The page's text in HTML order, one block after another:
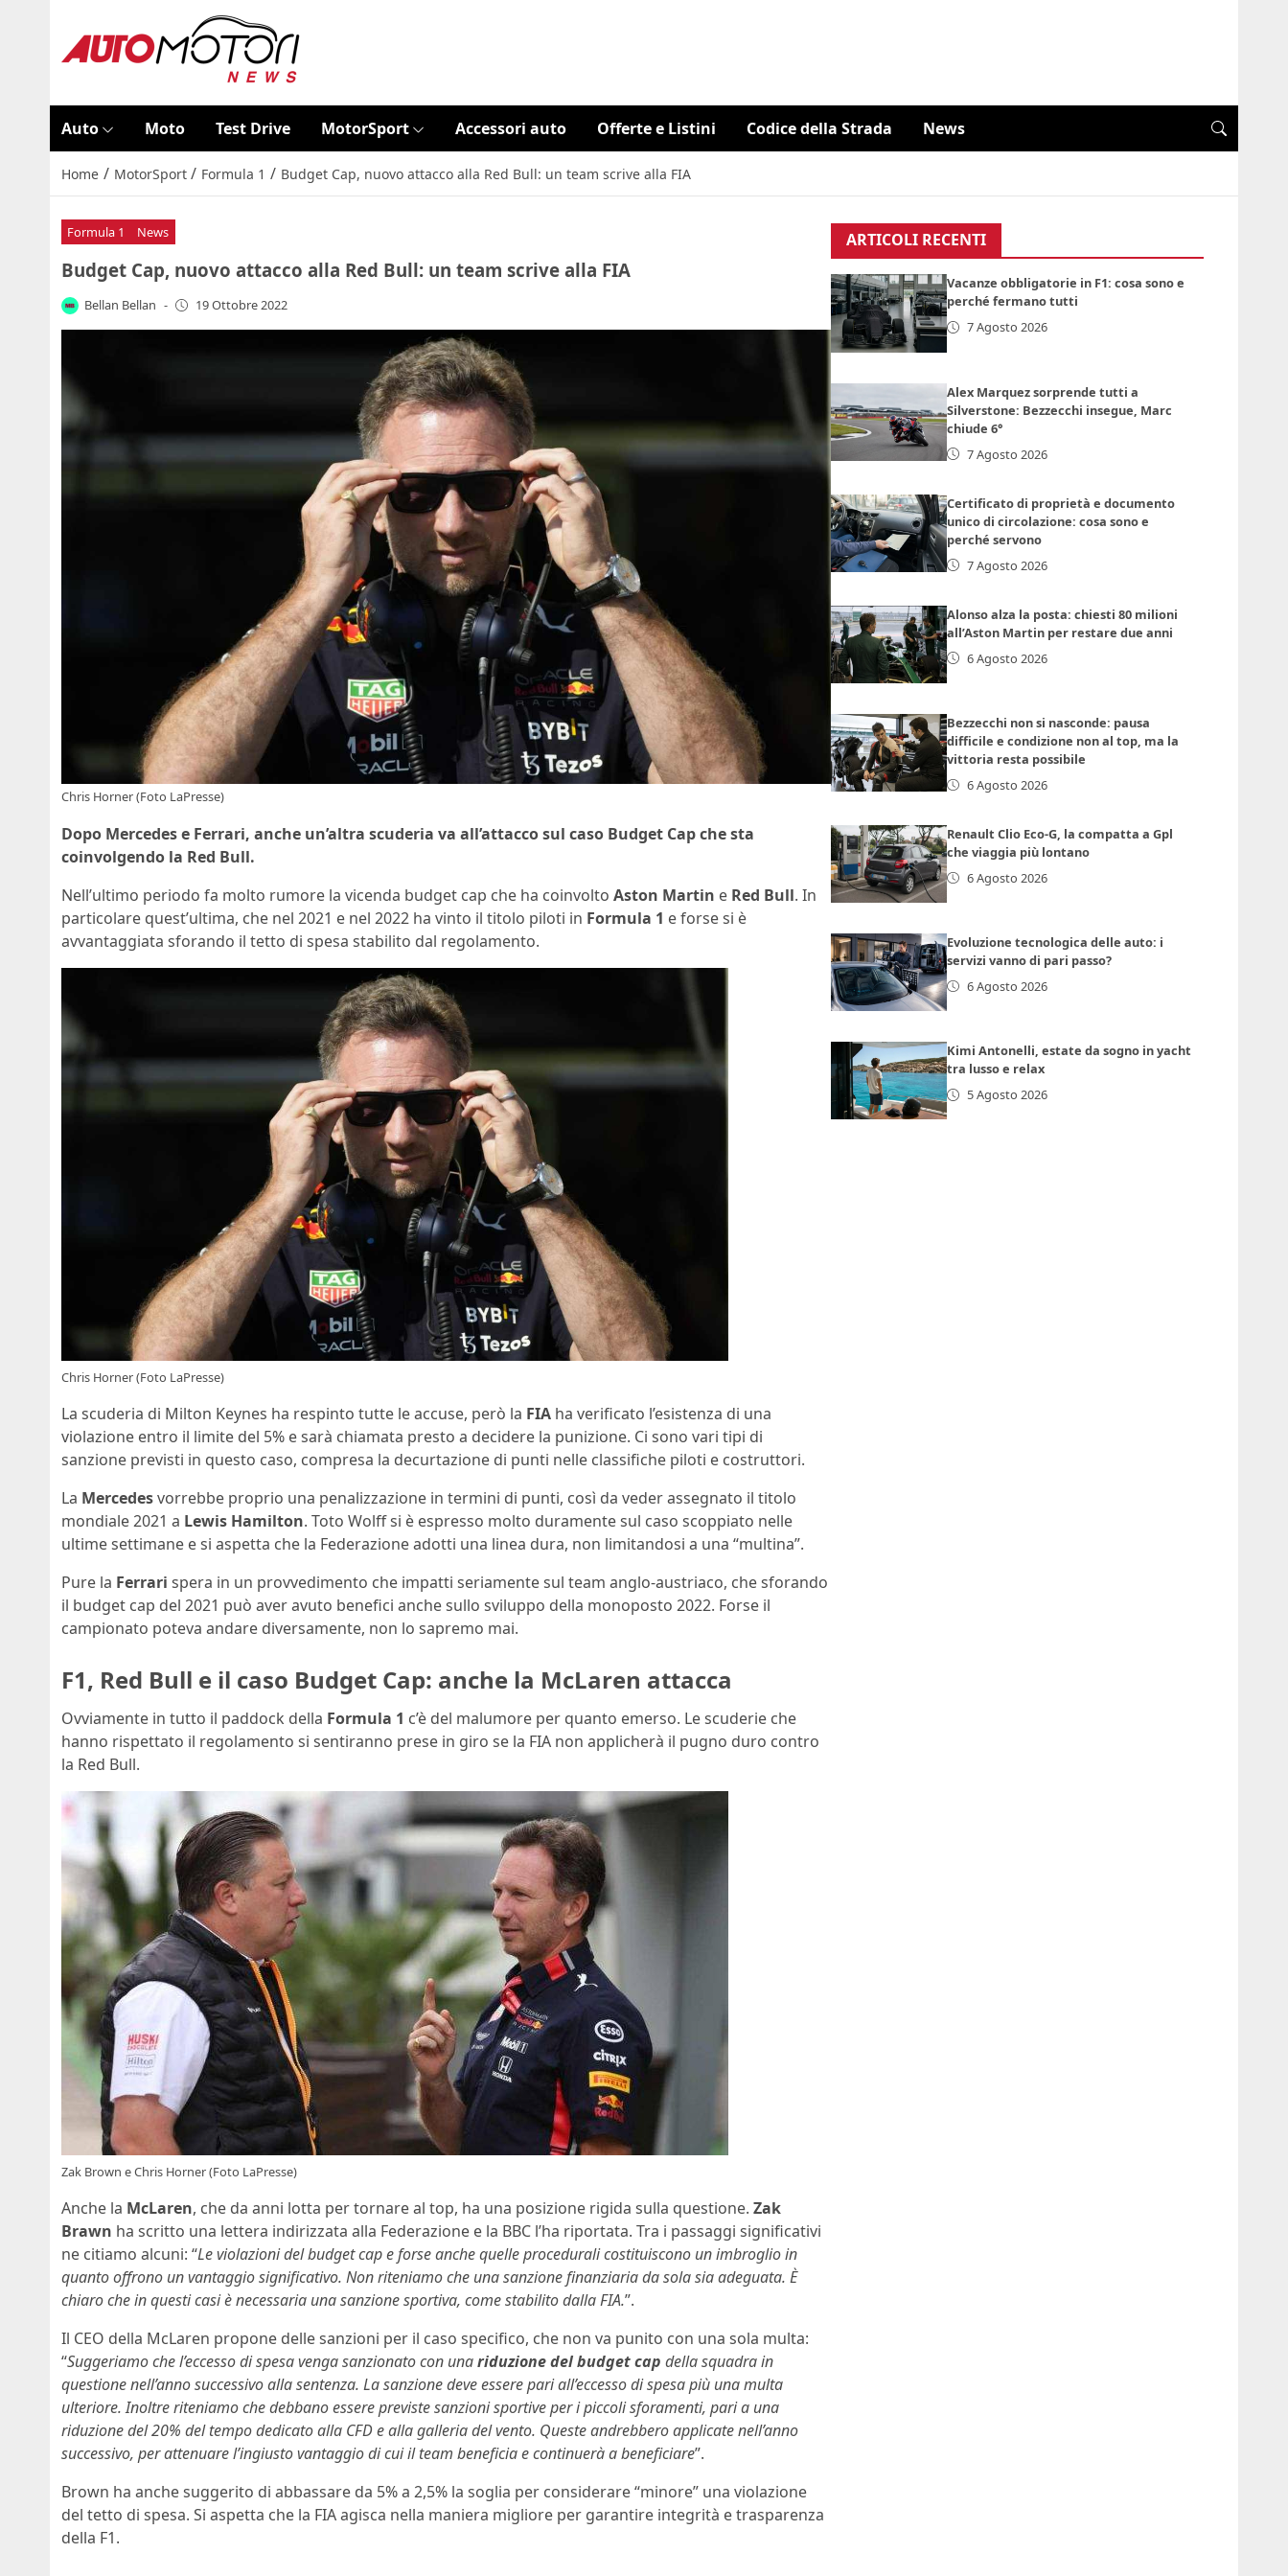
Auto Moto Test Drive MotorSport Accessori auto Offerte e Listini Codice della Strada News
Home / MotorSport / Formula 1 / Budget Cap, nuovo attacco alla Red Bull: un team scrive alla FIA
Formula 1 News
Budget Cap, nuovo attacco alla Red Bull: un team scrive alla FIA
Bellan Bellan - 19 Ottobre 2022
Chris Horner (Foto LaPresse)
Dopo Mercedes e Ferrari, anche un’altra scuderia va all’attacco sul caso Budget Cap che sta
coinvolgendo la Red Bull.
Nell’ultimo periodo fa molto rumore la vicenda budget cap che ha coinvolto Aston Martin e Red Bull. In
particolare quest’ultima, che nel 2021 e nel 2022 ha vinto il titolo piloti in Formula 1 e forse si è
avvantaggiata sforando il tetto di spesa stabilito dal regolamento.
Chris Horner (Foto LaPresse)
La scuderia di Milton Keynes ha respinto tutte le accuse, però la FIA ha verificato l’esistenza di una
violazione entro il limite del 5% e sarà chiamata presto a decidere la punizione. Ci sono vari tipi di
sanzione previsti in questo caso, compresa la decurtazione di punti nelle classifiche piloti e costruttori.
La Mercedesvorrebbe proprio una penalizzazione in termini di punti, così da veder assegnato il titolo
mondiale 2021 a Lewis Hamilton. Toto Wolff si è espresso molto duramente sul caso scoppiato nelle
ultime settimane e si aspetta che la Federazione adotti una linea dura, non limitandosi a una “multina”.
Pure la Ferrari spera in un provvedimento che impatti seriamente sul team anglo-austriaco, che sforando
il budget cap del 2021 può aver avuto benefici anche sullo sviluppo della monoposto 2022. Forse il
campionato poteva andare diversamente, non lo sapremo mai.
F1, Red Bull e il caso Budget Cap: anche la McLaren attacca
Ovviamente in tutto il paddock della Formula 1 c’è del malumore per quanto emerso. Le scuderie che
hanno rispettato il regolamento si sentiranno prese in giro se la FIA non applicherà il pugno duro contro
la Red Bull.
Zak Brown e Chris Horner (Foto LaPresse)
Anche la McLaren, che da anni lotta per tornare al top, ha una posizione rigida sulla questione. Zak
Brawn ha scritto una lettera indirizzata alla Federazione e la BBC l’ha riportata. Tra i passaggi significativi
ne citiamo alcuni: “Le violazioni del budget cap e forse anche quelle procedurali costituiscono un imbroglio in
quanto offrono un vantaggio significativo. Non riteniamo che una sanzione finanziaria da sola sia adeguata. È
chiaro che in questi casi è necessaria una sanzione sportiva, come stabilito dalla FIA.”.
Il CEO della McLaren propone delle sanzioni per il caso specifico, che non va punito con una sola multa:
“Suggeriamo che l’eccesso di spesa venga sanzionato con unariduzione del budget cap della squadra in
questione nell’anno successivo alla sentenza. La sanzione deve essere pari all’eccesso di spesa più una multa
ulteriore. Inoltre riteniamo che debbano essere previste sanzioni sportive per i piccoli sforamenti, pari a una
riduzione del 20% del tempo dedicato alla CFD e alla galleria del vento. Queste andrebbero applicate nell’anno
successivo, per attenuare l’ingiusto vantaggio di cui il team beneficia e continuerà a beneficiare”.
Brown ha anche suggerito di abbassare da 5% a 2,5% la soglia per considerare “minore” una violazione
del tetto di spesa. Si aspetta che la FIA agisca nella maniera migliore per garantire integrità e trasparenza
della F1.
ARTICOLI RECENTI
Vacanze obbligatorie in F1: cosa sono e
perché fermano tutti
7 Agosto 2026
Alex Marquez sorprende tutti a
Silverstone: Bezzecchi insegue, Marc
chiude 6°
7 Agosto 2026
Certificato di proprietà e documento
unico di circolazione: cosa sono e
perché servono
7 Agosto 2026
Alonso alza la posta: chiesti 80 milioni
all’Aston Martin per restare due anni
6 Agosto 2026
Bezzecchi non si nasconde: pausa
difficile e condizione non al top, ma la
vittoria resta possibile
6 Agosto 2026
Renault Clio Eco-G, la compatta a Gpl
che viaggia più lontano
6 Agosto 2026
Evoluzione tecnologica delle auto: i
servizi vanno di pari passo?
6 Agosto 2026
Kimi Antonelli, estate da sogno in yacht
tra lusso e relax
5 Agosto 2026